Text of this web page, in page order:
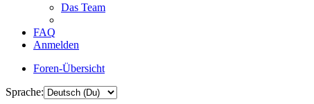
Das Team
FAQ
Anmelden
Foren-Übersicht
Sprache: